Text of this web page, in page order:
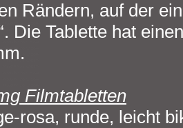
Rändern, auf der
Die Tablette hat
Filmtabletten
rosa, runde, leicht